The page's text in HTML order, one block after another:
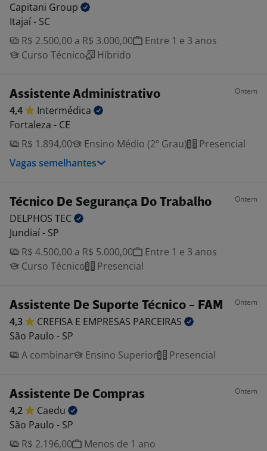
Capitani Group
Itajaí - SC
R$ 2.500,00 a R$ 3.000,00
Entre 1 e 3 anos
Curso Técnico
Híbrido
Assistente Administrativo Ontem
4,4
Intermédica
Fortaleza - CE
R$ 1.894,00
Ensino Médio (2º Grau)
Presencial
Vagas semelhantes
Técnico De Segurança Do Trabalho Ontem
DELPHOS TEC
Jundiaí - SP
R$ 4.500,00 a R$ 5.000,00
Entre 1 e 3 anos
Curso Técnico
Presencial
Assistente De Suporte Técnico - FAM Ontem
4,3 CREFISA E EMPRESAS PARCEIRAS
São Paulo - SP
A combinar
Ensino Superior Presencial
Assistente De Compras Ontem
4,2
Caedu
São Paulo - SP
R$ 2.196,00
Menos de 1 ano